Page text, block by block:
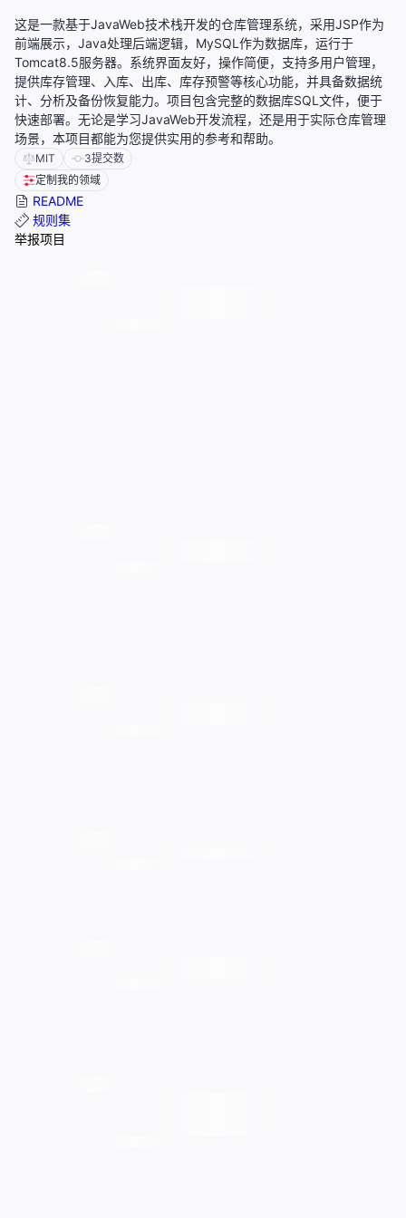
这是一款基于JavaWeb技术栈开发的仓库管理系统，采用JSP作为
前端展示，Java处理后端逻辑，MySQL作为数据库，运行于
Tomcat8.5服务器。系统界面友好，操作简便，支持多用户管理，
提供库存管理、入库、出库、库存预警等核心功能，并具备数据统
计、分析及备份恢复能力。项目包含完整的数据库SQL文件，便于
快速部署。无论是学习JavaWeb开发流程，还是用于实际仓库管理
场景，本项目都能为您提供实用的参考和帮助。
MIT 3提交数
定制我的领域
README
规则集
举报项目